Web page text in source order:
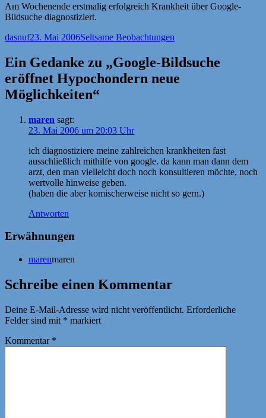
Am Wochenende erstmalig erfolgreich Krankheit über Google-
Bildsuche diagnostiziert.
Autor
dasnufVeröffentlicht
23. Mai 2006Kategorien
Seltsame Beobachtungen
Ein Gedanke zu „Google-Bildsuche
eröffnet Hypochondern neue
Möglichkeiten“
maren sagt:
23. Mai 2006 um 20:03 Uhr
ich diagnostiziere meine zahlreichen krankheiten fast
ausschließlich mithilfe von google. da kann man dann dem
arzt, den man vielleicht doch noch konsultieren möchte, noch
wertvolle hinweise geben.
(haben die aber komischerweise nicht so gern.)
Antworten
Erwähnungen
marenmaren
Schreibe einen Kommentar
Deine E-Mail-Adresse wird nicht veröffentlicht. Erforderliche
Felder sind mit * markiert
Kommentar *